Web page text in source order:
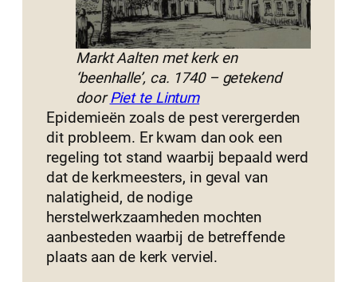
Markt Aalten met kerk en
‘beenhalle’, ca. 1740 – getekend
doorPiet te Lintum
Epidemieën zoals de pest verergerden
dit probleem. Er kwam dan ook een
regeling tot stand waarbij bepaald werd
dat de kerkmeesters, in geval van
nalatigheid, de nodige
herstelwerkzaamheden mochten
aanbesteden waarbij de betreffende
plaats aan de kerk verviel.